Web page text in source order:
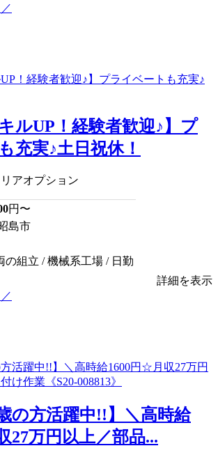
ルUP！経験者歓迎♪】プ
充実♪土日祝休！
アオプション
円〜
島市
の組立 / 機械系工場 / 日勤
詳細を表示
の方活躍中!!】＼高時給
27万円以上／部品...